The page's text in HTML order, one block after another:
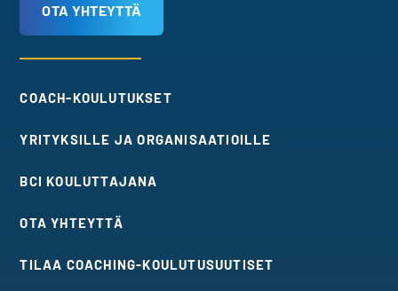
OTA YHTEYTTÄ
COACH-KOULUTUKSET
YRITYKSILLE JA ORGANISAATIOILLE
BCI KOULUTTAJANA
OTA YHTEYTTÄ
TILAA COACHING-KOULUTUSUUTISET